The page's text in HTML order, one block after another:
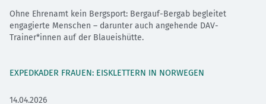
Ohne Ehrenamt kein Bergsport: Bergauf-Bergab begleitet
engagierte Menschen – darunter auch angehende DAV-
Trainer*innen auf der Blaueishütte.
EXPEDKADER FRAUEN: EISKLETTERN IN NORWEGEN
14.04.2026